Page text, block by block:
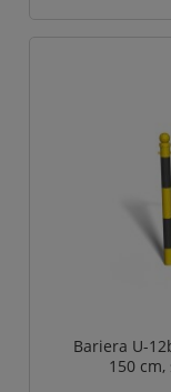
Bariera U-
150